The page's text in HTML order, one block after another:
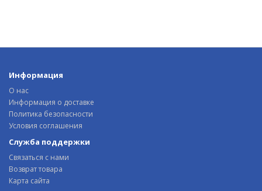
Информация
О нас
Информация о доставке
Политика безопасности
Условия соглашения
Служба поддержки
Связаться с нами
Возврат товара
Карта сайта